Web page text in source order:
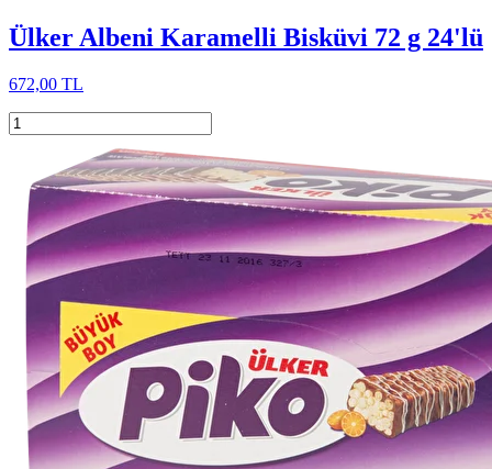
Ülker Albeni Karamelli Bisküvi 72 g 24'lü
672,00 TL